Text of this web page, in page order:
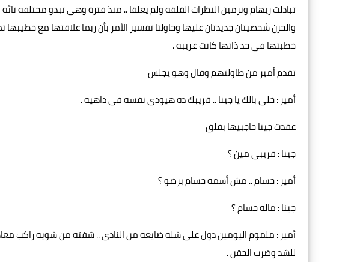
تبادلت ريهام ونرمين النظرات القلقه ولم يعلقا .. منذ فترة وهى تبدو مختلفه
والحزن شخصيتان جديدتان عليها وحاولتا تفسير الأمر بأن ربما علاقتها مع
خطبتها فى حد ذاتها كانت غريبه .
تقدم أمير من طاولتهم وقال وهو يجلس
أمير : خلى بالك يا جينا .. قريبك ده هيودى نفسه فى داهيه .
عقدت جينا حاجبيها بقلق
جينا : قريبى مين ؟
أمير : حسام .. مش أسمه حسام برضو ؟
جينا : ماله حسام ؟
أمير : ملموم اليومين دول على شله ضايعه من النادى .. شفته من شويه راكب
للشد وضرب الحقن .